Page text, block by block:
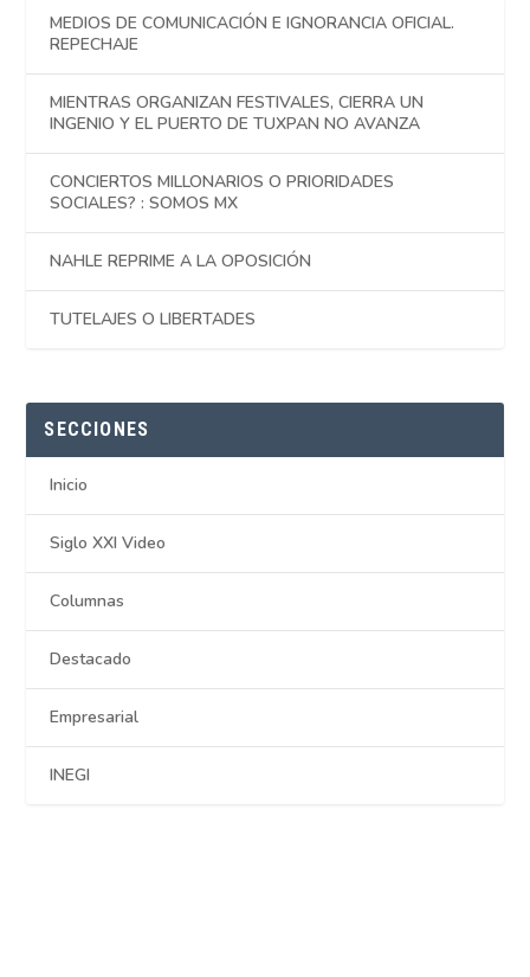
MEDIOS DE COMUNICACIÓN E IGNORANCIA OFICIAL.
REPECHAJE
MIENTRAS ORGANIZAN FESTIVALES, CIERRA UN
INGENIO Y EL PUERTO DE TUXPAN NO AVANZA
CONCIERTOS MILLONARIOS O PRIORIDADES
SOCIALES? : SOMOS MX
NAHLE REPRIME A LA OPOSICIÓN
TUTELAJES O LIBERTADES
SECCIONES
Inicio
Siglo XXI Video
Columnas
Destacado
Empresarial
INEGI